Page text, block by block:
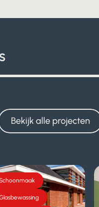
Bekijk alle projecten
Bekijk alle projecten